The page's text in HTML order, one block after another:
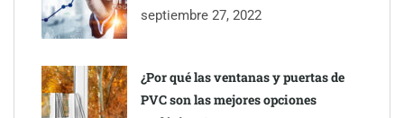
Perfumería Laura incorpora Nasomatto a su selección de
septiembre 27, 2022
¿Por qué las ventanas y puertas de
PVC son las mejores opciones